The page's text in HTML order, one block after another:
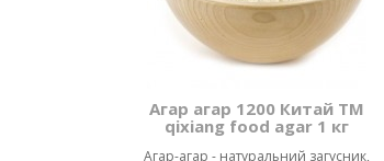
Агар агар 1200 Китай ТМ
qixiang food agar 1 кг
Агар-агар - натуральний загусник,